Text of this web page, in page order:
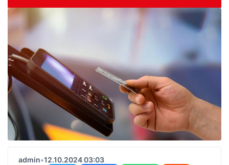
admin•12.10.2024 03:03